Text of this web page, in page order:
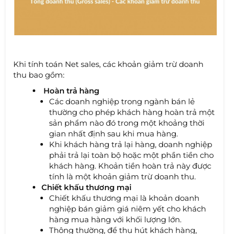
Khi tính toán Net sales, các khoản giảm trừ doanh
thu bao gồm:
Hoàn trả hàng
Các doanh nghiệp trong ngành bán lẻ
thường cho phép khách hàng hoàn trả một
sản phẩm nào đó trong một khoảng thời
gian nhất định sau khi mua hàng.
Khi khách hàng trả lại hàng, doanh nghiệp
phải trả lại toàn bộ hoặc một phần tiền cho
khách hàng. Khoản tiền hoàn trả này được
tính là một khoản giảm trừ doanh thu.
Chiết khấu thương mại
Chiết khấu thương mại là khoản doanh
nghiệp bán giảm giá niêm yết cho khách
hàng mua hàng với khối lượng lớn.
Thông thường, để thu hút khách hàng,